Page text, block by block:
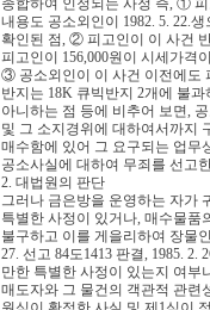
내용도 공소외인이 1982. 5. 22.
확인된 점, ② 피고인이 이 사건
피고인이 156,000원이 시세가격
③ 공소외인이 이 사건 이전에도
반지는 18K 큐빅반지 2개에 불
아니하는 점 등에 비추어 보면,
및 그 소지경위에 대하여서까지
매수함에 있어 그 요구되는 업무
공소사실에 대하여 무죄를 선고
2. 대법원의 판단
그러나 금은방을 운영하는 자가
특별한 사정이 있거나, 매수물품
불구하고 이를 게을리하여 장물
27. 선고 84도1413 판결, 1985. 2.
만한 특별한 사정이 있는지 여부
매도자와 그 물건의 객관적 관련